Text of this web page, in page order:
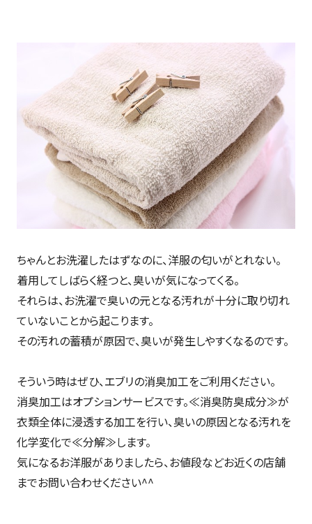
ちゃんとお洗濯したはずなのに、洋服の匂いがとれない。
着用してしばらく経つと、臭いが気になってくる。
それらは、お洗濯で臭いの元となる汚れが十分に取り切れ
ていないことから起こります。
その汚れの蓄積が原因で、臭いが発生しやすくなるのです。
そういう時はぜひ、エブリの消臭加工をご利用ください。
消臭加工はオプションサービスです。≪消臭防臭成分≫が
衣類全体に浸透する加工を行い、臭いの原因となる汚れを
化学変化で≪分解≫します。
気になるお洋服がありましたら、お値段などお近くの店舗
までお問い合わせください^^